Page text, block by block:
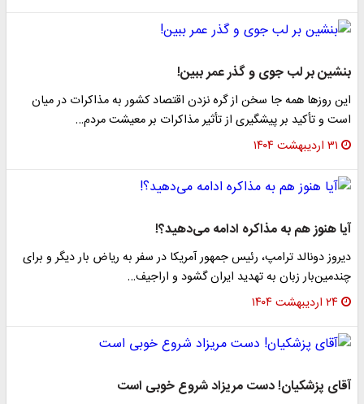
بنشین بر لب جوی و گذر عمر ببین!
این روزها همه‌ جا سخن از گره نزدن اقتصاد کشور به مذاکرات در میان
است و تأکید بر پیشگیری از تأثیر مذاکرات بر معیشت مردم…
۳۱ اردیبهشت ۱۴۰۴
آیا هنوز هم به مذاکره ادامه می‌دهید؟!
دیروز دونالد ترامپ، رئیس جمهور آمریکا در سفر به ریاض بار دیگر و برای
چندمین‌بار زبان به تهدید ایران گشود و اراجیف…
۲۴ اردیبهشت ۱۴۰۴
آقای پزشکیان! دست مریزاد شروع خوبی است